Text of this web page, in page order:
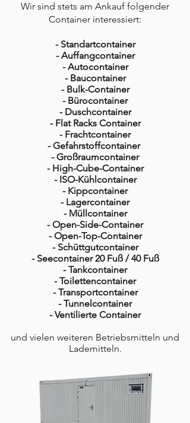
Wir sind stets am Ankauf folgender
Container interessiert:
- Standartcontainer
- Auffangcontainer
- Autocontainer
- Baucontainer
- Bulk-Container
- Bürocontainer
- Duschcontainer
- Flat Racks Container
- Frachtcontainer
- Gefahrstoffcontainer
- Großraumcontainer
- High-Cube-Container
- ISO-Kühlcontainer
- Kippcontainer
- Lagercontainer
- Müllcontainer
- Open-Side-Container
- Open-Top-Container
- Schüttgutcontainer
- Seecontainer 20 Fuß / 40 Fuß
- Tankcontainer
- Toilettencontainer
- Transportcontainer
- Tunnelcontainer
- Ventilierte Container
und vielen weiteren Betriebsmitteln und
Lademitteln.